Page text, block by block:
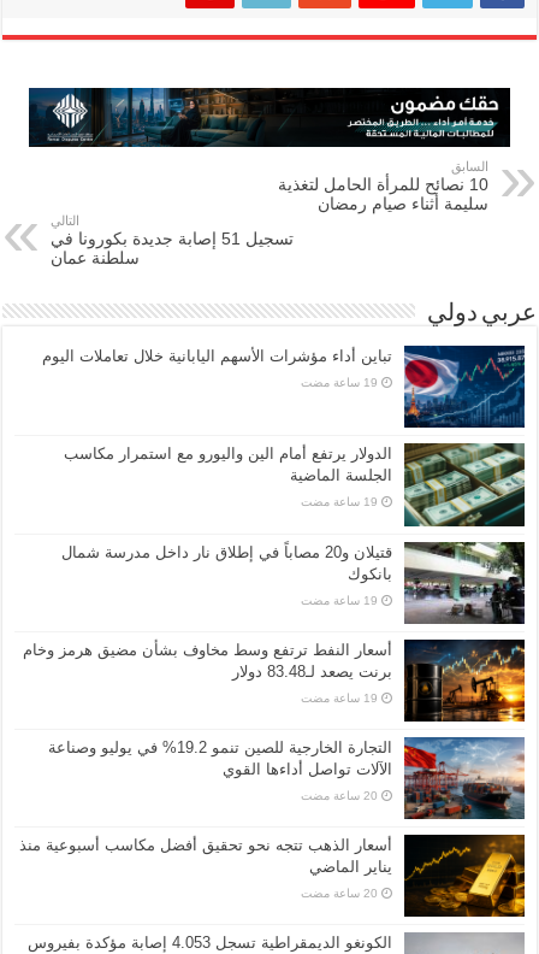
السابق
10 نصائح للمرأة الحامل لتغذية
سليمة أثناء صيام رمضان
التالي
تسجيل 51 إصابة جديدة بكورونا في
سلطنة عمان
عربي دولي
تباين أداء مؤشرات الأسهم اليابانية خلال تعاملات اليوم
الدولار يرتفع أمام الين واليورو مع استمرار مكاسب
الجلسة الماضية
قتيلان و20 مصاباً في إطلاق نار داخل مدرسة شمال
بانكوك
أسعار النفط ترتفع وسط مخاوف بشأن مضيق هرمز وخام
برنت يصعد لـ83.48 دولار
التجارة الخارجية للصين تنمو 19.2% في يوليو وصناعة
الآلات تواصل أداءها القوي
أسعار الذهب تتجه نحو تحقيق أفضل مكاسب أسبوعية منذ
يناير الماضي
الكونغو الديمقراطية تسجل 4.053 إصابة مؤكدة بفيروس